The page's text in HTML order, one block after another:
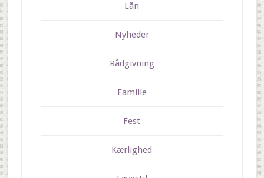
Lån
Nyheder
Rådgivning
Familie
Fest
Kærlighed